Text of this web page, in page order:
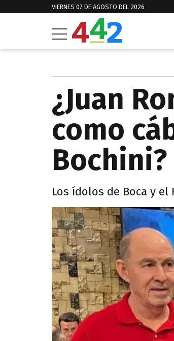
VIERNES 07 DE AGOSTO DEL 2026
¿Juan
como
Bochini?
Los ídolos de Boca y